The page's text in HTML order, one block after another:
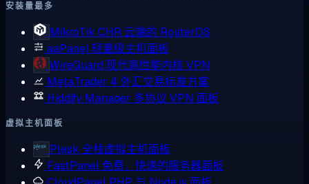
安装量最多
MikroTik CHR 云端的 RouterOS
aaPanel轻量级主机面板
WireGuard 现代高性能内核 VPN
MetaTrader 4 外汇交易标准方案
Hiddify Manager 多协议 VPN 面板
虚拟主机面板
Plesk 全栈虚拟主机面板
FastPanel 免费、快速的服务器面板